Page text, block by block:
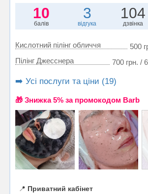
10
балів
3
відгука
104
дзвінка
Кислотний пілінг обличчя
500
Пілінг Джесснера
700 грн. /
➡️ Усі послуги та ціни (19)
🎁 Знижка 5% за промокодом Barb
📍 Приватний кабінет